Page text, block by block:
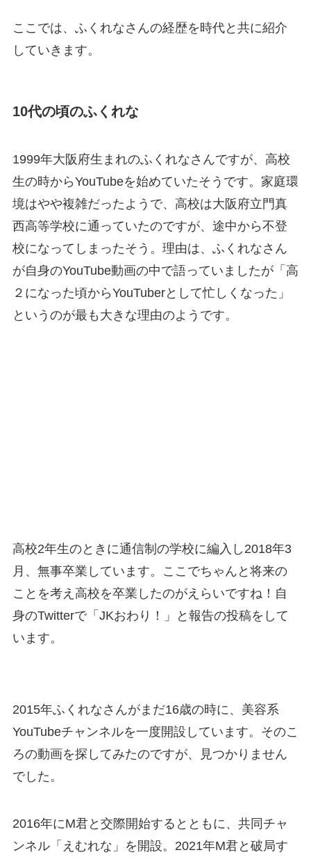
ここでは、ふくれなさんの経歴を時代と共に紹介
していきます。
10代の頃のふくれな
1999年大阪府生まれのふくれなさんですが、高校
生の時からYouTubeを始めていたそうです。家庭環
境はやや複雑だったようで、高校は大阪府立門真
西高等学校に通っていたのですが、途中から不登
校になってしまったそう。理由は、ふくれなさん
が自身のYouTube動画の中で語っていましたが「高
２になった頃からYouTuberとして忙しくなった」
というのが最も大きな理由のようです。
高校2年生のときに通信制の学校に編入し2018年3
月、無事卒業しています。ここでちゃんと将来の
ことを考え高校を卒業したのがえらいですね！自
身のTwitterで「JKおわり！」と報告の投稿をして
います。
2015年ふくれなさんがまだ16歳の時に、美容系
YouTubeチャンネルを一度開設しています。そのこ
ろの動画を探してみたのですが、見つかりません
でした。
2016年にM君と交際開始するとともに、共同チャ
ンネル「えむれな」を開設。2021年M君と破局す